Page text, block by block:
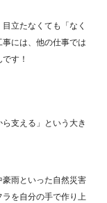
立たなくても「なく
には、他の仕事では
す！
支える」という大き
雨といった自然災害
を自分の手で作り上